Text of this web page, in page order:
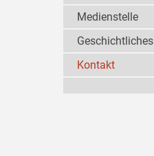
Medienstelle
Geschichtliches
Kontakt